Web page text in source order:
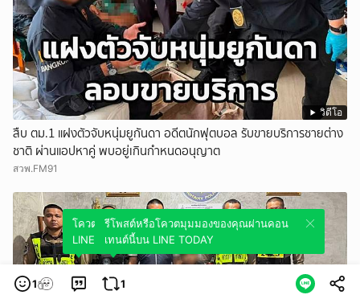
วิดีโอ
สืบ ตม.1 แฝงตัวจับหนุ่มยูกันดา อดีตนักฟุตบอล รับขายบริการชายต่าง
ชาติ ผ่านแอปหาคู่ พบอยู่เกินกำหนดอนุญาต
สวพ.FM91
1
โควตมุมมองของคุณผ่านคอนเทนต์นี้บน
LINE TODAY
1
รีโพสต์หรือโควตมุมมองของคุณผ่านคอน
เทนต์นี้บน LINE TODAY